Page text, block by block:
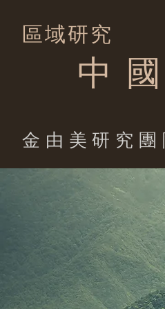
區域研究
中 國
金由美研究團